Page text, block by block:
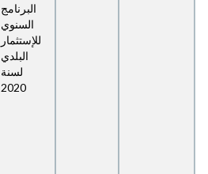
البرنامج
السنوي
للإستثمار
البلدي
لسنة
2020